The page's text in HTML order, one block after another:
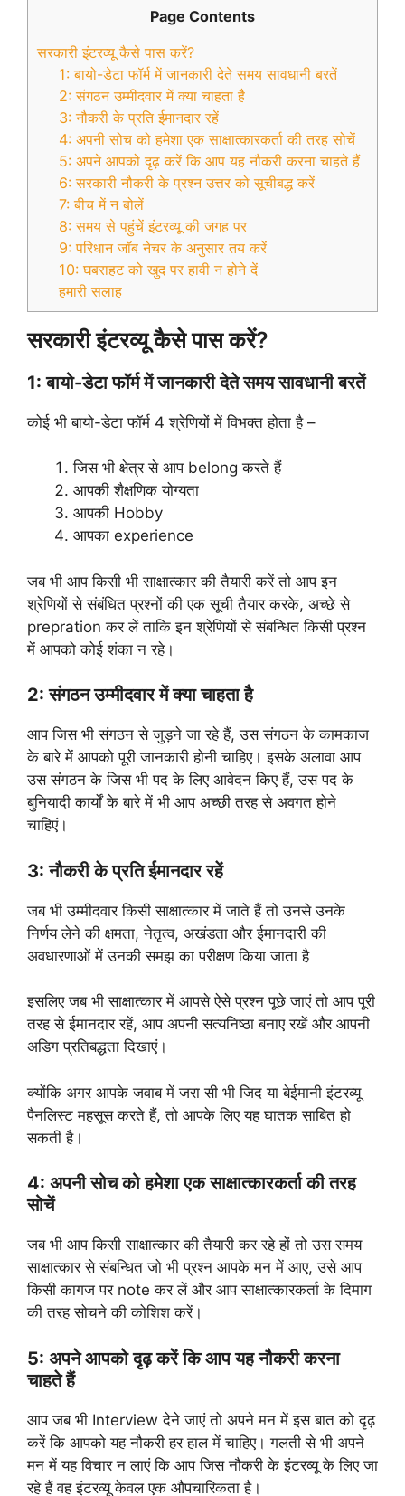
Page Contents
सरकारी इंटरव्यू कैसे पास करें?
1: बायो-डेटा फॉर्म में जानकारी देते समय सावधानी बरतें
2: संगठन उम्मीदवार में क्या चाहता है
3: नौकरी के प्रति ईमानदार रहें
4: अपनी सोच को हमेशा एक साक्षात्कारकर्ता की तरह सोचें
5: अपने आपको दृढ़ करें कि आप यह नौकरी करना चाहते हैं
6: सरकारी नौकरी के प्रश्न उत्तर को सूचीबद्ध करें
7: बीच में न बोलें
8: समय से पहुंचें इंटरव्यू की जगह पर
9: परिधान जॉब नेचर के अनुसार तय करें
10: घबराहट को खुद पर हावी न होने दें
हमारी सलाह
सरकारी इंटरव्यू कैसे पास करें?
1: बायो-डेटा फॉर्म में जानकारी देते समय सावधानी बरतें
कोई भी बायो-डेटा फॉर्म 4 श्रेणियों में विभक्त होता है –
जिस भी क्षेत्र से आप belong करते हैं
आपकी शैक्षणिक योग्यता
आपकी Hobby
आपका experience
जब भी आप किसी भी साक्षात्कार की तैयारी करें तो आप इन
श्रेणियों से संबंधित प्रश्नों की एक सूची तैयार करके, अच्छे से
prepration कर लें ताकि इन श्रेणियों से संबन्धित किसी प्रश्न
में आपको कोई शंका न रहे।
2: संगठन उम्मीदवार में क्या चाहता है
आप जिस भी संगठन से जुड़ने जा रहे हैं, उस संगठन के कामकाज
के बारे में आपको पूरी जानकारी होनी चाहिए। इसके अलावा आप
उस संगठन के जिस भी पद के लिए आवेदन किए हैं, उस पद के
बुनियादी कार्यों के बारे में भी आप अच्छी तरह से अवगत होने
चाहिएं।
3: नौकरी के प्रति ईमानदार रहें
जब भी उम्मीदवार किसी साक्षात्कार में जाते हैं तो उनसे उनके
निर्णय लेने की क्षमता, नेतृत्व, अखंडता और ईमानदारी की
अवधारणाओं में उनकी समझ का परीक्षण किया जाता है
इसलिए जब भी साक्षात्कार में आपसे ऐसे प्रश्न पूछे जाएं तो आप पूरी
तरह से ईमानदार रहें, आप अपनी सत्यनिष्ठा बनाए रखें और आपनी
अडिग प्रतिबद्धता दिखाएं।
क्योंकि अगर आपके जवाब में जरा सी भी जिद या बेईमानी इंटरव्यू
पैनलिस्ट महसूस करते हैं, तो आपके लिए यह घातक साबित हो
सकती है।
4: अपनी सोच को हमेशा एक साक्षात्कारकर्ता की तरह
सोचें
जब भी आप किसी साक्षात्कार की तैयारी कर रहे हों तो उस समय
साक्षात्कार से संबन्धित जो भी प्रश्न आपके मन में आए, उसे आप
किसी कागज पर note कर लें और आप साक्षात्कारकर्ता के दिमाग
की तरह सोचने की कोशिश करें।
5: अपने आपको दृढ़ करें कि आप यह नौकरी करना
चाहते हैं
आप जब भी Interview देने जाएं तो अपने मन में इस बात को दृढ़
करें कि आपको यह नौकरी हर हाल में चाहिए। गलती से भी अपने
मन में यह विचार न लाएं कि आप जिस नौकरी के इंटरव्यू के लिए जा
रहे हैं वह इंटरव्यू केवल एक औपचारिकता है।